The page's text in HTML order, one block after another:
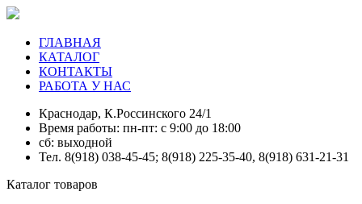
ГЛАВНАЯ
КАТАЛОГ
КОНТАКТЫ
РАБОТА У НАС
Краснодар, К.Россинского 24/1
Время работы: пн-пт: с 9:00 до 18:00
сб: выходной
Тел. 8(918) 038-45-45; 8(918) 225-35-40, 8(918) 631-21-31
Каталог товаров